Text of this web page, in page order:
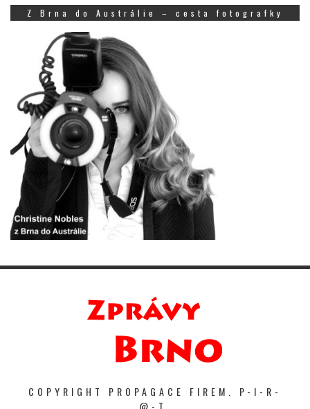
Z Brna do Austrálie – cesta fotografky
COPYRIGHT PROPAGACE FIREM. P-I-R-
@-T.